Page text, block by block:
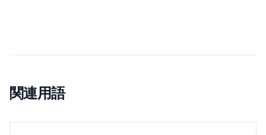
関連用語